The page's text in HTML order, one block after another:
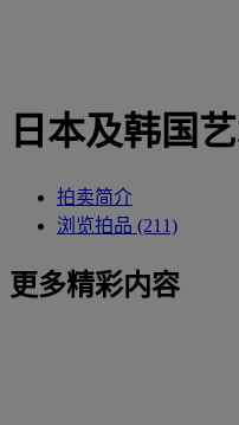
日本及韩国
拍卖简介
浏览拍品 (211)
更多精彩内容